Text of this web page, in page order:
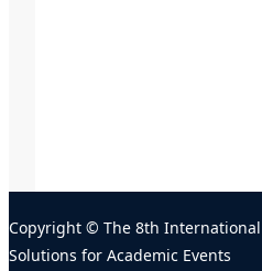
Copyright © The 8th International
Solutions for Academic Events